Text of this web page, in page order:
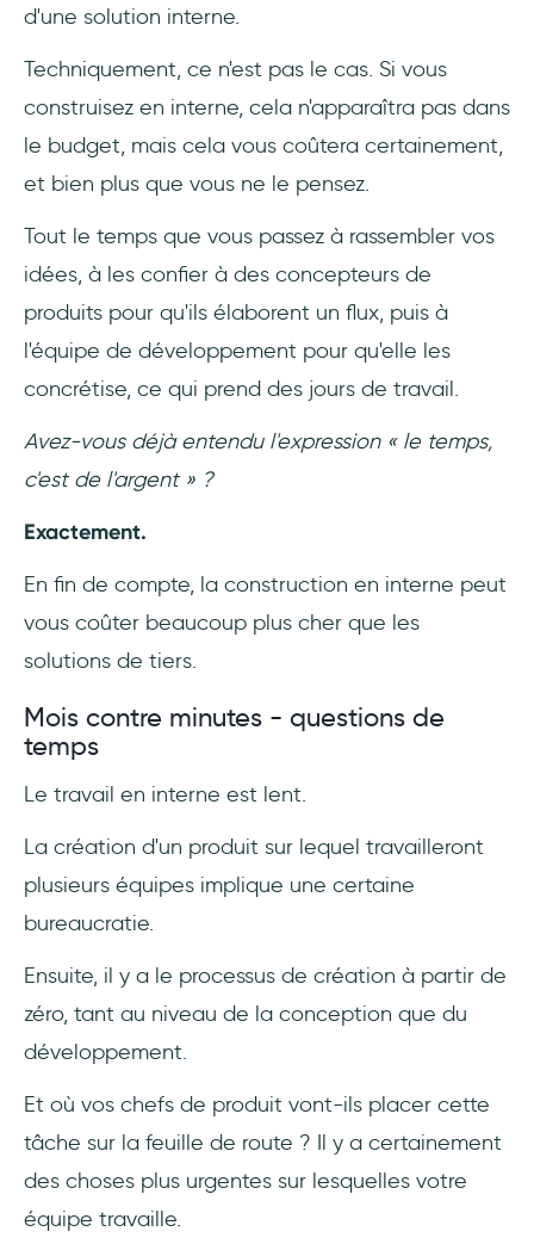
d'une solution interne.
Techniquement, ce n'est pas le cas. Si vous
construisez en interne, cela n'apparaîtra pas dans
le budget, mais cela vous coûtera certainement,
et bien plus que vous ne le pensez.
Tout le temps que vous passez à rassembler vos
idées, à les confier à des concepteurs de
produits pour qu'ils élaborent un flux, puis à
l'équipe de développement pour qu'elle les
concrétise, ce qui prend des jours de travail.
Avez-vous déjà entendu l'expression « le temps,
c'est de l'argent » ?
Exactement.
En fin de compte, la construction en interne peut
vous coûter beaucoup plus cher que les
solutions de tiers.
Mois contre minutes - questions de
temps
Le travail en interne est lent.
La création d'un produit sur lequel travailleront
plusieurs équipes implique une certaine
bureaucratie.
Ensuite, il y a le processus de création à partir de
zéro, tant au niveau de la conception que du
développement.
Et où vos chefs de produit vont-ils placer cette
tâche sur la feuille de route ? Il y a certainement
des choses plus urgentes sur lesquelles votre
équipe travaille.